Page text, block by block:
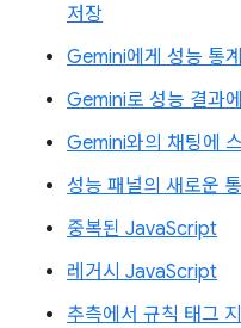
저장
Gemini에게 성능 통
Gemini로 성능 결과
Gemini와의 채팅에
성능 패널의 새로운 통
중복된 JavaScript
레거시 JavaScript
추측에서 규칙 태그